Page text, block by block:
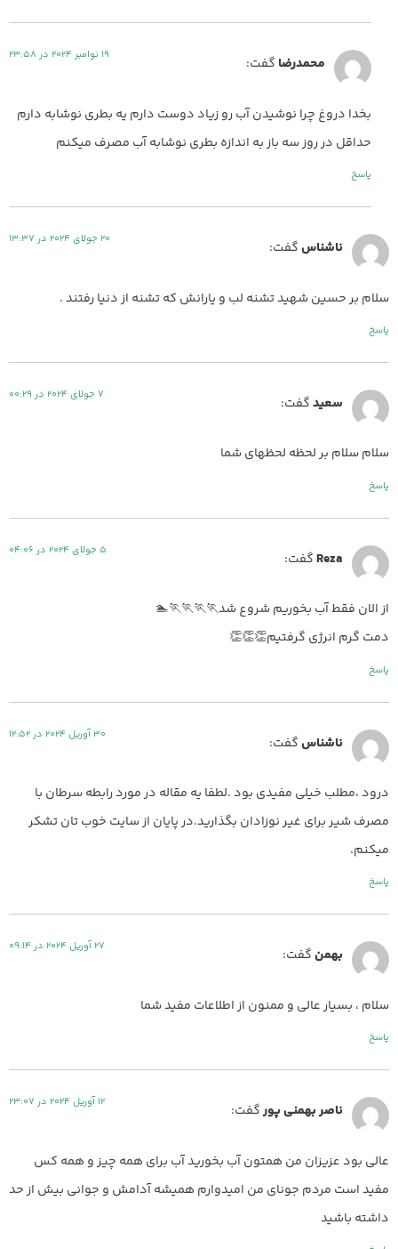
محمدرضا گفت: 19 نوامبر 2024 در 23:58
بخدا دروغ چرا نوشیدن آب رو زیاد دوست دارم یه بطری نوشابه دارم
حداقل در روز سه باز به اندازه بطری نوشابه آب مصرف میکنم
پاسخ
ناشناسگفت: 20 جولای 2024 در 13:37
سلام بر حسین شهید تشنه لب و یارانش که تشنه از دنیا رفتند .
پاسخ
سعیدگفت: 7 جولای 2024 در 00:29
سلام سلام بر لحظه لحظهای شما
پاسخ
Rezaگفت: 5 جولای 2024 در 04:06
از الان فقط آب بخوریم شروع شد🏃🏃🏃🏃🏊
دمت گرم انرژی گرفتیم👏👏👏
پاسخ
ناشناسگفت: 30 آوریل 2024 در 12:52
درود ،مطلب خیلی مفیدی بود .لطفا یه مقاله در مورد رابطه سرطان با
مصرف شیر برای غیر نوزادان بگذارید.در پایان از سایت خوب تان تشکر
میکنم.
پاسخ
بهمنگفت: 27 آوریل 2024 در 09:14
سلام ، بسیار عالی و ممنون از اطلاعات مفید شما
پاسخ
ناصر بهمنی پورگفت: 12 آوریل 2024 در 23:07
عالی بود عزیزان من همتون آب بخورید آب برای همه چیز و همه کس
مفید است مردم جونای من امیدوارم همیشه آدامش و جوانی بیش از حد
داشته باشید